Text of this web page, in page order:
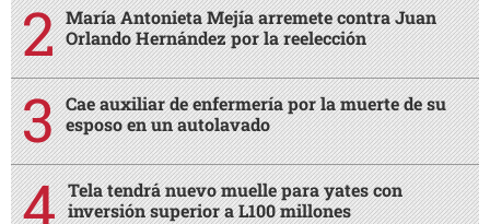
María Antonieta Mejía arremete contra Juan
Orlando Hernández por la reelección
Cae auxiliar de enfermería por la muerte de su
esposo en un autolavado
Tela tendrá nuevo muelle para yates con
inversión superior a L100 millones